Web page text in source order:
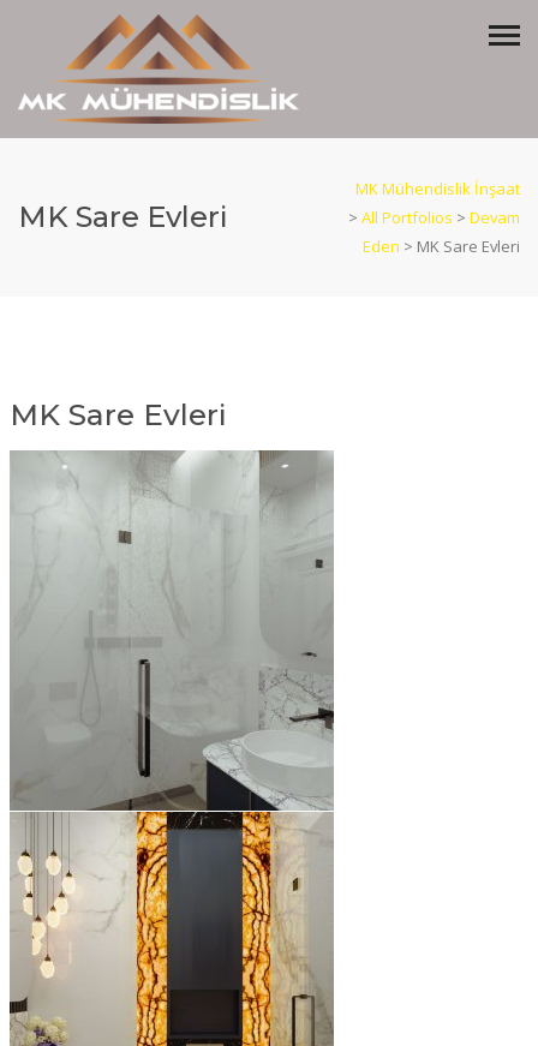
MK Sare Evleri
MK Mühendislik İnşaat
> All Portfolios > Devam
Eden > MK Sare Evleri
MK Sare Evleri